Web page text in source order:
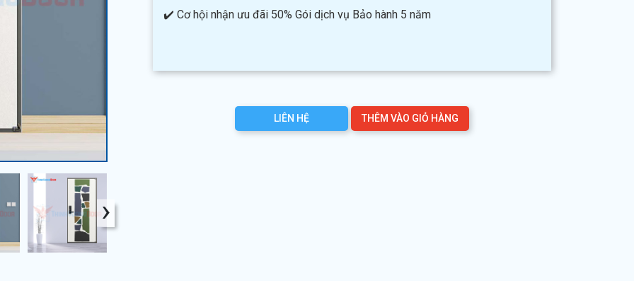
›
✔️ Cơ hội nhận ưu đãi 50% Gói dịch vụ Bảo hành 5 năm
LIÊN HỆ THÊM VÀO GIỎ HÀNG